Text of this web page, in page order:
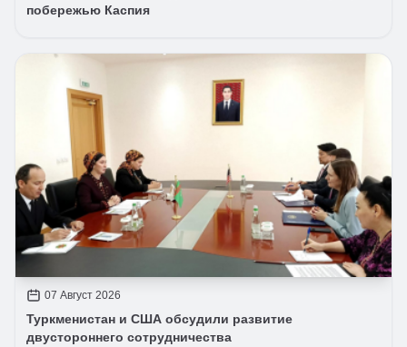
побережью Каспия
07 Август 2026
Туркменистан и США обсудили развитие
двустороннего сотрудничества